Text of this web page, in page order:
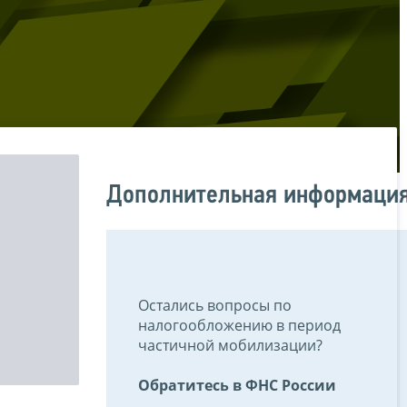
Дополнительная
Остались вопросы по
налогообложению в период
частичной мобилизации?
Обратитесь в ФНС России